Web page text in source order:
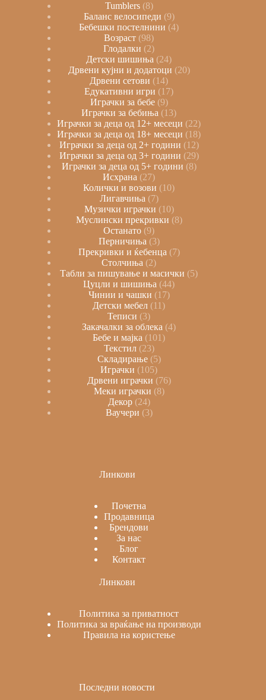
Tumblers 8
Баланс велосипеди 9
Бебешки постелнини 4
Возраст 98
Глодалки
2
Детски шишиња
24
Дрвени кујни и додатоци 20
Дрвени сетови
14
Едукативни игри
17
Играчки за бебе 9
Играчки за бебиња
13
Играчки за деца од 12+ месеци
22
Играчки за деца од 18+ месеци
18
Играчки за деца од 2+ години 12
Играчки за деца од 3+ години 29
Играчки за деца од 5+ години 8
Исхрана
27
Колички и возови
10
Лигавчиња 7
Музички играчки 10
Муслински прекривки 8
Останато 9
Перничиња 3
Прекривки и ќебенца 7
Столчиња
2
Табли за пишување и масички
5
Цуцли и шишиња 44
Чинии и чашки 17
Детски мебел
11
Теписи
3
Закачалки за облека 4
Бебе и мајка
101
Текстил 23
Складирање 5
Играчки
105
Дрвени играчки 76
Меки играчки 8
Декор 24
Ваучери 3
Линкови
Почетна
Продавница
Брендови
За нас
Блог
Контакт
Линкови
Политика за приватност
Политика за враќање на производи
Правила на користење
Последни новости